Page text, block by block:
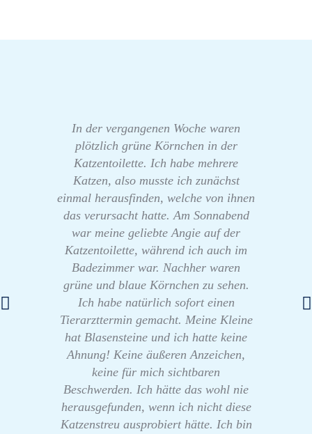
In der vergangenen Woche waren
plötzlich grüne Körnchen in der
Katzentoilette. Ich habe mehrere
Katzen, also musste ich zunächst
einmal herausfinden, welche von ihnen
das verursacht hatte. Am Sonnabend
war meine geliebte Angie auf der
Katzentoilette, während ich auch im
Badezimmer war. Nachher waren
grüne und blaue Körnchen zu sehen.
Ich habe natürlich sofort einen
Tierarzttermin gemacht. Meine Kleine
hat Blasensteine und ich hatte keine
Ahnung! Keine äußeren Anzeichen,
keine für mich sichtbaren
Beschwerden. Ich hätte das wohl nie
herausgefunden, wenn ich nicht diese
Katzenstreu ausprobiert hätte. Ich bin